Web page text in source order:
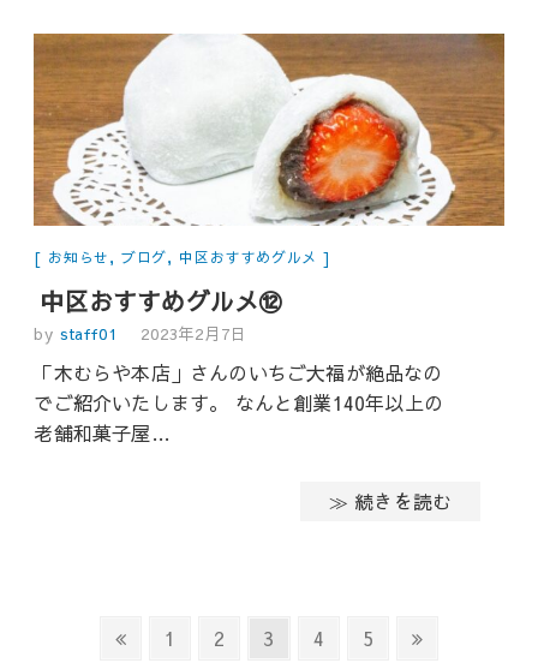
お知らせ, ブログ, 中区おすすめグルメ
中区おすすめグルメ⑫
by staff01 2023年2月7日
「木むらや本店」さんのいちご大福が絶品なの
でご紹介いたします。 なんと創業140年以上の
老舗和菓子屋…
≫ 続きを読む
Previous
Page
1 Page
2 Page
3 Page
4 Page
5
Next